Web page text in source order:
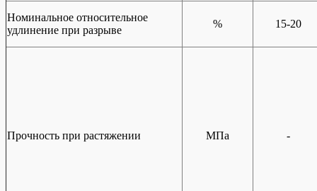
Номинальное относительное
удлинение при разрыве
% 15-20
Прочность при растяжении МПа -